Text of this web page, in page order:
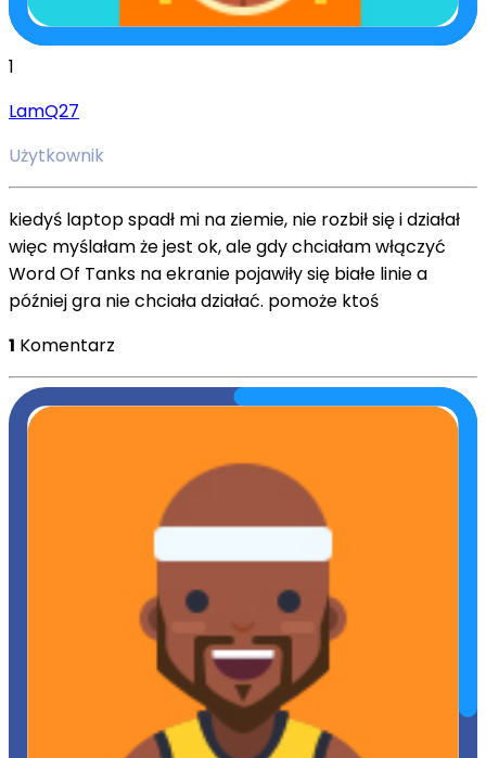
1
LamQ27
Użytkownik
kiedyś laptop spadł mi na ziemie, nie rozbił się i działał
więc myślałam że jest ok, ale gdy chciałam włączyć
Word Of Tanks na ekranie pojawiły się białe linie a
później gra nie chciała działać. pomoże ktoś
1 Komentarz